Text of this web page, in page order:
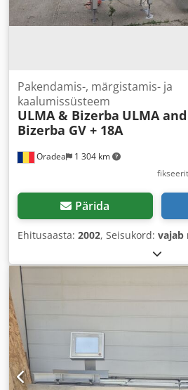
Oradea 1 304 km
Pakendamis-, märgistamis- ja
kaalumissüsteem
ULMA & Bizerba ULMA and
Bizerba GV + 18A
Pärida
Ehitusaasta: 2002, Seisukord: vajab